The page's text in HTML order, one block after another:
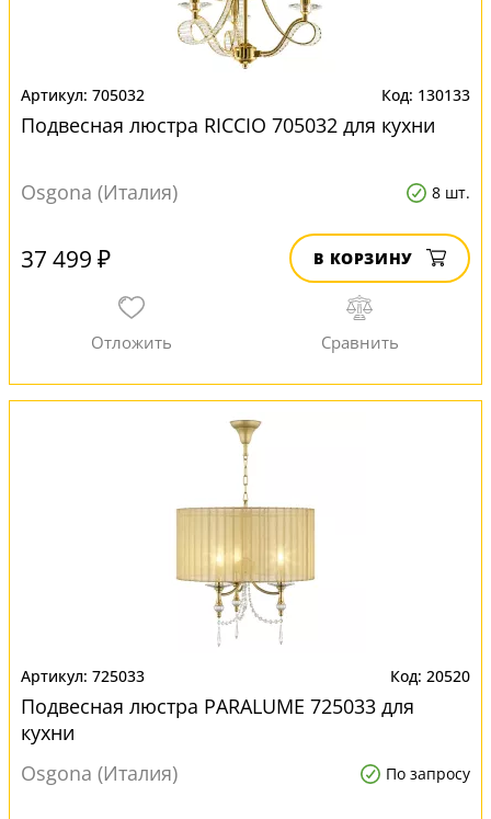
705032 130133
Подвесная люстра RICCIO 705032 для кухни
Osgona (Италия) 8 шт.
37 499 ₽ В КОРЗИНУ
725033 20520
Подвесная люстра PARALUME 725033 для
кухни
Osgona (Италия)
По запросу